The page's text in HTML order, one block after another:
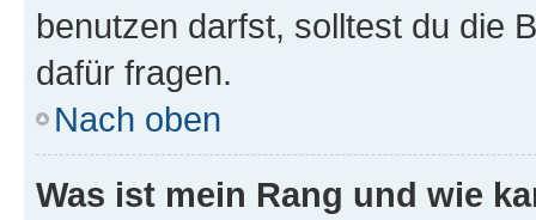
benutzen darfst, solltest du die
dafür fragen.
Nach oben
Was ist mein Rang und wie